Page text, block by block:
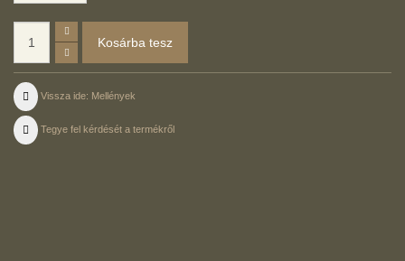
Vissza ide: Mellények
Tegye fel kérdését a termékről